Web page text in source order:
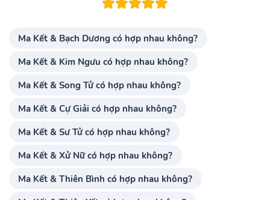
Ma Kết & Bạch Dương có hợp nhau không?
Ma Kết & Kim Ngưu có hợp nhau không?
Ma Kết & Song Tử có hợp nhau không?
Ma Kết & Cự Giải có hợp nhau không?
Ma Kết & Sư Tử có hợp nhau không?
Ma Kết & Xử Nữ có hợp nhau không?
Ma Kết & Thiên Bình có hợp nhau không?